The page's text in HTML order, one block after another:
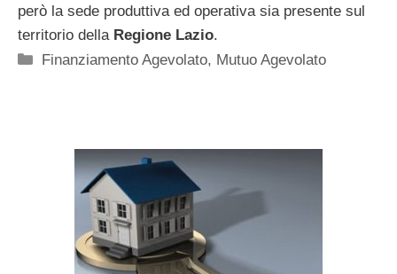
però la sede produttiva ed operativa sia presente sul
territorio della Regione Lazio.
Categorie
Finanziamento Agevolato, Mutuo Agevolato